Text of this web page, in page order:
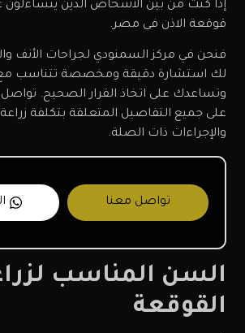
إذا كنت من بين الأشخاص الذين يتساءلون
قوقعة الاذن فى مصر.
فنحن في مركز السمنودي لجراحات الأنف
لك استشارة دقيقة ومخصصة تتناسب
وتساعدك على اتخاذ القرار الصحيح.
على جميع التفاصيل المتعلقة بتكلفة
والإجراءات ذات الصلة.
تواصل معنا
السن المناسب
القوقعة